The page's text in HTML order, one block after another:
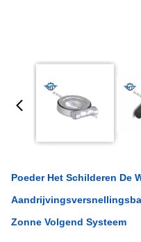
Poeder Het Schilderen De
Zonne Volgend Systeem